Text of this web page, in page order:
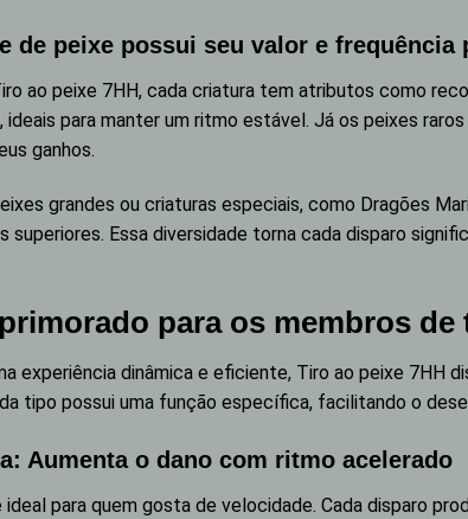
de peixe possui seu valor e frequência
ao peixe 7HH, cada criatura tem atributos como
ideais para manter um ritmo estável. Já os peixes
ganhos.
grandes ou criaturas especiais, como Dragões
superiores. Essa diversidade torna cada disparo
para os membros de
experiência dinâmica e eficiente, Tiro ao peixe 7HH
tipo possui uma função específica, facilitando o
Aumenta o dano com ritmo acelerado
para quem gosta de velocidade. Cada disparo